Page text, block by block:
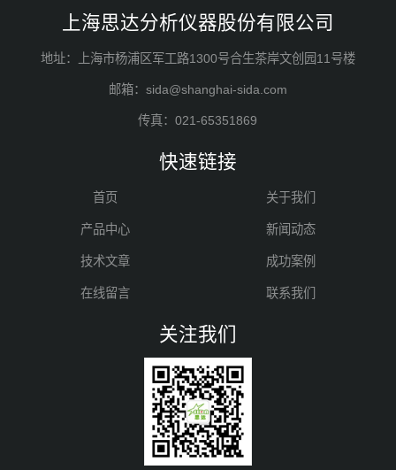
上海思达分析仪器股份有限公司
地址：上海市杨浦区军工路1300号合生茶岸文创园11号楼
邮箱：sida@shanghai-sida.com
传真：021-65351869
快速链接
首页 关于我们
产品中心 新闻动态
技术文章 成功案例
在线留言 联系我们
关注我们